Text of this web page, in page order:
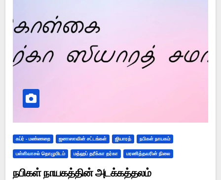
கப்ர் - மண்ணறை ஜனாஸாவின் சட்டங்கள் ஜியாரத் நபிகள் நாயகம்
பள்ளிவாசல் தொழுமிடம் மத்ஹப் தரீக்கா தர்கா மரணித்தவரின் நிலை
நபிகள் நாயகத்தின் அடக்கத்தலம்